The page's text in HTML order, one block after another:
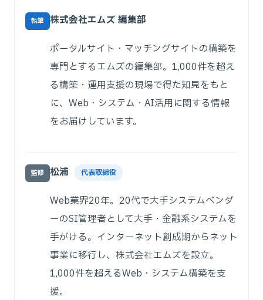
執筆 株式会社エムズ 編集部
ポータルサイト・マッチングサイトの構築を
専門とするエムズの編集部。1,000件を超え
る構築・運用支援の現場で得た知見をもと
に、Web・システム・AI活用に関する情報
をお届けしています。
監修 松浦 代表取締役
Web業界20年。20代で大手システムベンダ
ーのSI管理者として大手・金融系システムを
手がける。インターネット創成期からネット
事業に移行し、株式会社エムズを設立。
1,000件を超えるWeb・システム構築を支
援。